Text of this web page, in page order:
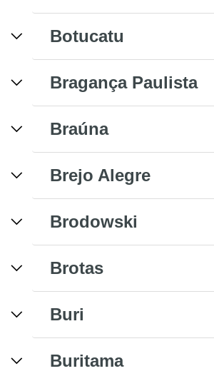
Botucatu
Bragança Paulista
Braúna
Brejo Alegre
Brodowski
Brotas
Buri
Buritama